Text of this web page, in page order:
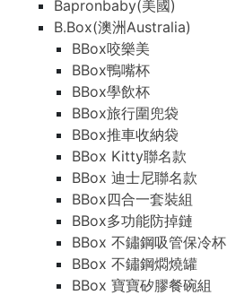
Bapronbaby(美國)
B.Box(澳洲Australia)
BBox咬樂美
BBox鴨嘴杯
BBox學飲杯
BBox旅行圍兜袋
BBox推車收納袋
BBox Kitty聯名款
BBox 迪士尼聯名款
BBox四合一套裝組
BBox多功能防掉鏈
BBox 不鏽鋼吸管保冷杯
BBox 不鏽鋼燜燒罐
BBox 寶寶矽膠餐碗組